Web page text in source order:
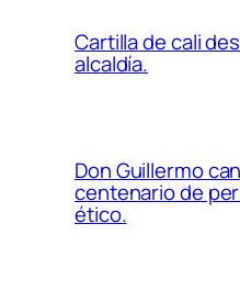
Cartilla de cali
alcaldía.
Don Guillermo
centenario de
ético.